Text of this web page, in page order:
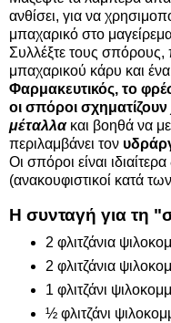
ανθίσει, για να
μπαχαρικό στο
Συλλέξτε τους σπόρους,
μπαχαρικού κάρυ και
Φαρμακευτικός, το
οι σπόροι σχηματίζουν
μέταλλακαι βοηθά να
περιλαμβάνει τον
Οι σπόροι είναι
(ανακουφιστικοί κατά
Η συνταγή για τη
2 φλιτζάνια
2 φλιτζάνια
1 φλιτζάνι
½ φλιτζάνι